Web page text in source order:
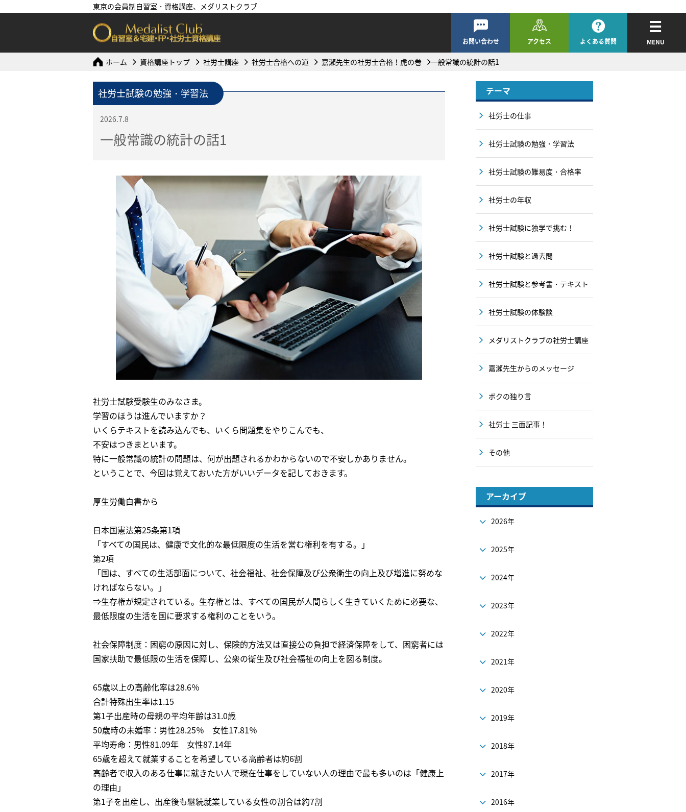
東京の会員制自習室・資格講座、メダリストクラブ
お問い合わせ アクセス よくある質問 MENU
ホーム 資格講座トップ 社労士講座 社労士合格への道 嘉瀬先生の社労士合格！虎の巻 一般常識の統計の話1
社労士試験の勉強・学習法
2026.7.8
一般常識の統計の話1
社労士試験受験生のみなさま。
学習のほうは進んでいますか？
いくらテキストを読み込んでも、いくら問題集をやりこんでも、
不安はつきまといます。
特に一般常識の統計の問題は、何が出題されるかわからないので不安しかありません。
ということで、今回は覚えておいた方がいいデータを記しておきます。
厚生労働白書から
日本国憲法第25条第1項
「すべての国民は、健康で文化的な最低限度の生活を営む権利を有する。」
第2項
「国は、すべての生活部面について、社会福祉、社会保障及び公衆衛生の向上及び増進に努めな
ければならない。」
⇒生存権が規定されている。生存権とは、すべての国民が人間らしく生きていくために必要な、
最低限度の生活を国に要求する権利のことをいう。
社会保障制度：困窮の原因に対し、保険的方法又は直接公の負担で経済保障をして、困窮者には
国家扶助で最低限の生活を保障し、公衆の衛生及び社会福祉の向上を図る制度。
65歳以上の高齢化率は28.6％
合計特殊出生率は1.15
第1子出産時の母親の平均年齢は31.0歳
50歳時の未婚率：男性28.25％ 女性17.81％
平均寿命：男性81.09年 女性87.14年
65歳を超えて就業することを希望している高齢者は約6割
高齢者で収入のある仕事に就きたい人で現在仕事をしていない人の理由で最も多いのは「健康上
の理由」
第1子を出産し、出産後も継続就業している女性の割合は約7割
テーマ
社労士の仕事
社労士試験の勉強・学習法
社労士試験の難易度・合格率
社労士の年収
社労士試験に独学で挑む！
社労士試験と過去問
社労士試験と参考書・テキスト
社労士試験の体験談
メダリストクラブの社労士講座
嘉瀬先生からのメッセージ
ボクの独り言
社労士 三面記事！
その他
アーカイブ
2026年
2025年
2024年
2023年
2022年
2021年
2020年
2019年
2018年
2017年
2016年